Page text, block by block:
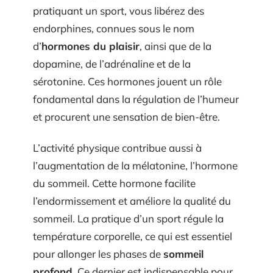
pratiquant un sport, vous libérez des
endorphines, connues sous le nom
d’hormones du plaisir, ainsi que de la
dopamine, de l’adrénaline et de la
sérotonine. Ces hormones jouent un rôle
fondamental dans la régulation de l’humeur
et procurent une sensation de bien-être.
L’activité physique contribue aussi à
l’augmentation de la mélatonine, l’hormone
du sommeil. Cette hormone facilite
l’endormissement et améliore la qualité du
sommeil. La pratique d’un sport régule la
température corporelle, ce qui est essentiel
pour allonger les phases desommeil